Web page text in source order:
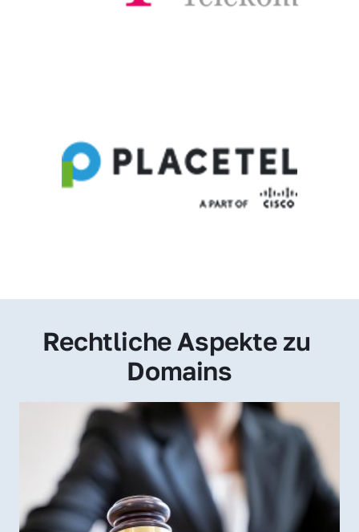
Rechtliche Aspekte zu
Domains